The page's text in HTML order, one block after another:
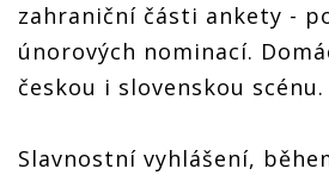
zahraniční části ankety -
únorových nominací.
českou i slovenskou scénu.
Slavnostní vyhlášení,